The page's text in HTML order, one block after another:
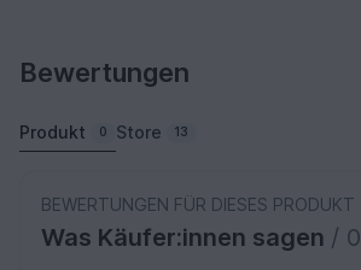
Bewertungen
Produkt 0 Store 13
BEWERTUNGEN FÜR DIESES PRODUKT
Was Käufer:innen sagen / 0